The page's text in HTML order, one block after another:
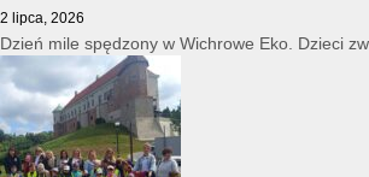
2 lipca, 2026
Dzień mile spędzony w Wichrowe Eko. Dzieci